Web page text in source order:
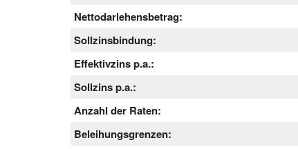
Nettodarlehensbetrag:
Sollzinsbindung:
Effektivzins p.a.:
Sollzins p.a.:
Anzahl der Raten:
Beleihungsgrenzen: